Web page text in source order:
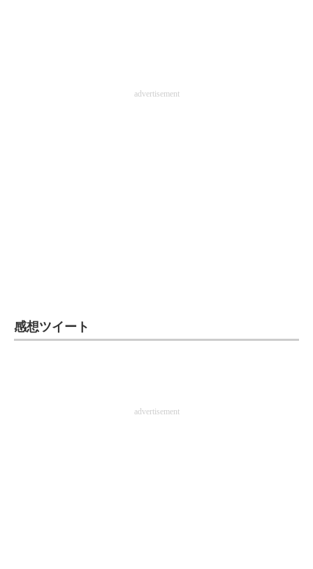
advertisement
感想ツイート
advertisement